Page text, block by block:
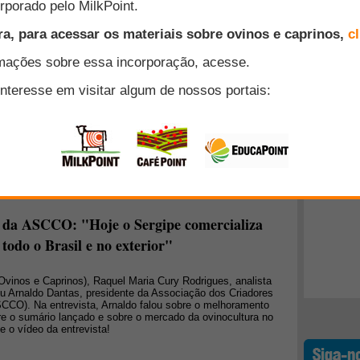
se em 30 e 31 de maio passado o 1º Encontro de
evento organizado pela Embater, NOCSUL (Associação
e Secretaria de Ambiente e Agricultura de Paraíba
para Tailândia
Sergipana dos Criadores de Caprinos e Ovinos
os produtores na abertura de novos mercados. O
a comercialização de 20 reprodutores e 80 matrizes.
ASCCO: "Hoje o Sergipe comercializa
o Brasil e no exterior"
e Caprinos), Raquel Maria Cury Rodrigues, analista
Arnaldo Dantas, presidente da Associação dos Criadores
Na entrevista, Arnaldo falou sobre o melhoramento
o sumário lançado e sobre o mercado da ovinocultura no
o vídeo da entrevista!